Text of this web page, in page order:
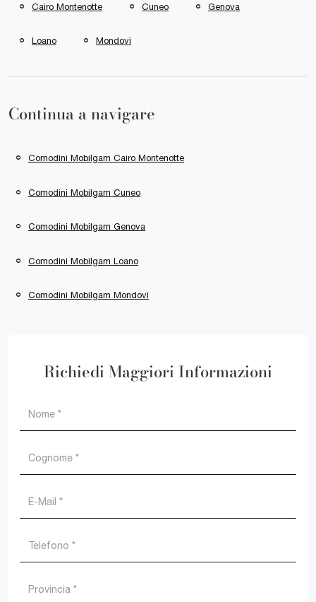
Cairo Montenotte Cuneo Genova
Loano Mondovì
Continua a navigare
Comodini Mobilgam Cairo Montenotte
Comodini Mobilgam Cuneo
Comodini Mobilgam Genova
Comodini Mobilgam Loano
Comodini Mobilgam Mondovì
Richiedi Maggiori Informazioni